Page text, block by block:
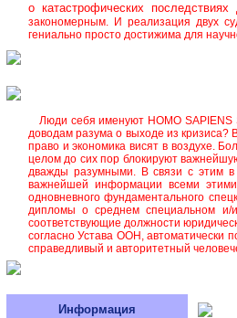
о катастрофических
закономерным. И реализация двух
гениально просто достижима для
Люди себя именуют HOMO SAPIENS
доводам разума о выходе из кризиса?
право и экономика висят в воздухе.
целом до сих пор блокируют
дважды разумными. В связи с этим в
важнейшей информации всеми
одновневного фундаментального
дипломы о среднем специальном и/
соответствующие должности
согласно Устава ООН, автоматически
справедливый и авторитетный
Информация